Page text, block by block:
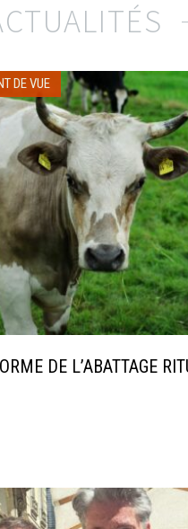
DE VUE
DE L’ABATTAGE